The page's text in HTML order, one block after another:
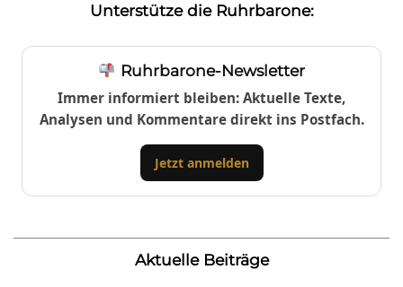
Unterstütze die Ruhrbarone:
Ruhrbarone-Newsletter
Immer informiert bleiben: Aktuelle Texte,
Analysen und Kommentare direkt ins Postfach.
Jetzt anmelden
Aktuelle Beiträge